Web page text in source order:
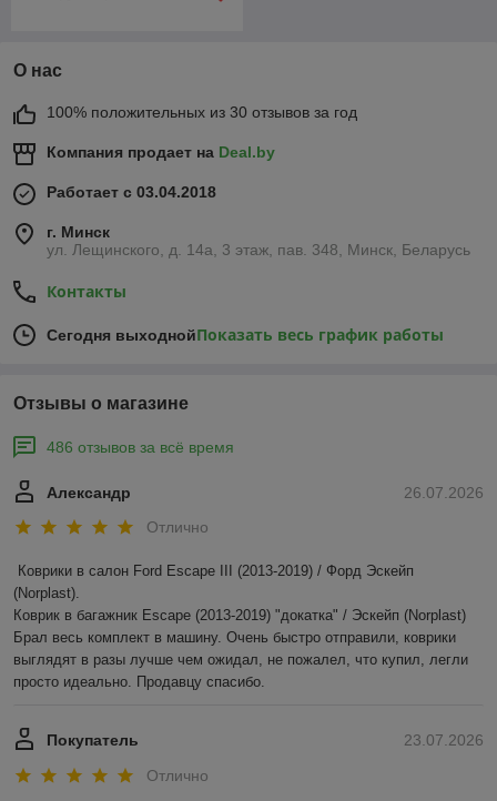
О нас
100% положительных из 30 отзывов за год
Компания продает на Deal.by
Работает с 03.04.2018
г. Минск
ул. Лещинского, д. 14а, 3 этаж, пав. 348, Минск, Беларусь
Контакты
Сегодня выходнойПоказать весь график работы
Отзывы о магазине
486 отзывов за всё время
26.07.2026
Александр
Отлично
Коврики в салон Ford Escape III (2013-2019) / Форд Эскейп
(Norplast).
Коврик в багажник Escape (2013-2019) "докатка" / Эскейп (Norplast)
Брал весь комплект в машину. Очень быстро отправили, коврики
выглядят в разы лучше чем ожидал, не пожалел, что купил, легли
просто идеально. Продавцу спасибо.
23.07.2026
Покупатель
Отлично